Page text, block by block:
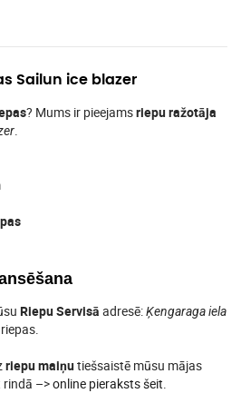
Sailun ice blazer
? Mums ir pieejamsriepu ražotāja
Riepu Servisā adresē:Ķengaraga iela
riepu maiņutiešsaistē mūsu mājas
rindā –>online pieraksts šeit